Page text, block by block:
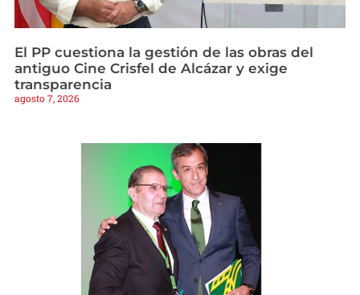
El PP cuestiona la gestión de las obras del
antiguo Cine Crisfel de Alcázar y exige
transparencia
agosto 7, 2026